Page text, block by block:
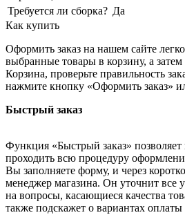
Требуется ли сборка? Да
Как купить
Оформить заказ на нашем сайте
выбранные товары в корзину, а
Корзина, проверьте правильность
нажмите кнопку «Оформить заказ»
Быстрый заказ
Функция «Быстрый заказ»
проходить всю процедуру
Вы заполняете форму, и через
менеджер магазина. Он уточнит все
на вопросы, касающиеся качества
также подскажет о вариантах оплаты